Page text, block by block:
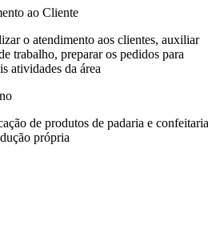
ao Cliente
o atendimento aos clientes, auxiliar
trabalho, preparar os pedidos para
atividades da área
de produtos de padaria e confeitaria
própria